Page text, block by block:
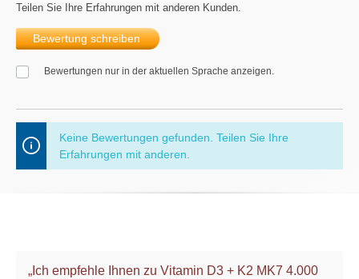
Teilen Sie Ihre Erfahrungen mit anderen Kunden.
Bewertung schreiben
Bewertungen nur in der aktuellen Sprache anzeigen.
Keine Bewertungen gefunden. Teilen Sie Ihre
Erfahrungen mit anderen.
„Ich empfehle Ihnen zu Vitamin D3 + K2 MK7 4.000